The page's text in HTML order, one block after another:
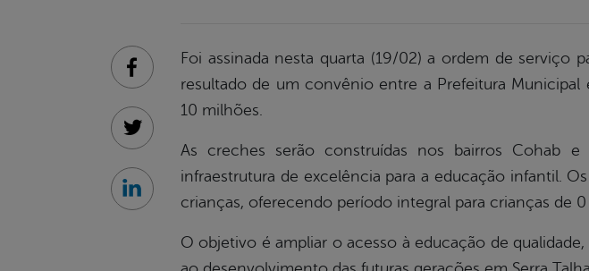
Foi assinada nesta quarta (19/02) a ordem de serviço
resultado de um convênio entre a Prefeitura
10 milhões.
As creches serão construídas nos bairros Cohab
infraestrutura de excelência para a educação infantil.
crianças, oferecendo período integral para crianças de
O objetivo é ampliar o acesso à educação de
Facebook
Twitter
Linkedin